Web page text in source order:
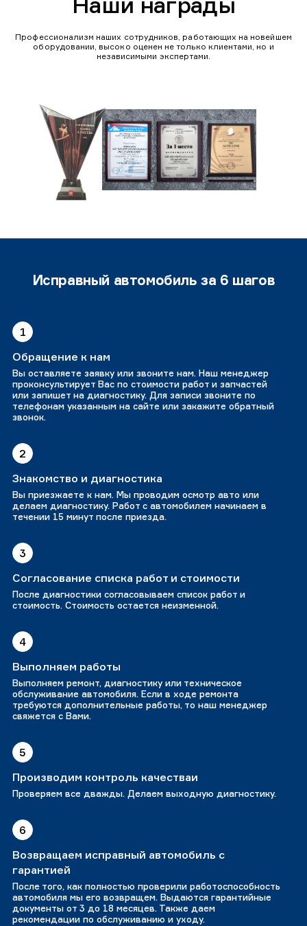
Профессионализм наших сотрудников, работающих на новейшем
оборудовании, высоко оценен не только клиентами, но и
независимыми экспертами.
Исправный автомобиль за 6 шагов
1
Обращение к нам
Вы оставляете заявку или звоните нам. Наш менеджер
проконсультирует Вас по стоимости работ и запчастей
или запишет на диагностику. Для записи звоните по
телефонам указанным на сайте или закажите обратный
звонок.
2
Знакомство и диагностика
Вы приезжаете к нам. Мы проводим осмотр авто или
делаем диагностику. Работ с автомобилем начинаем в
течении 15 минут после приезда.
3
Согласование списка работ и стоимости
После диагностики согласовываем список работ и
стоимость. Стоимость остается неизменной.
4
Выполняем работы
Выполняем ремонт, диагностику или техническое
обслуживание автомобиля. Если в ходе ремонта
требуются дополнительные работы, то наш менеджер
свяжется с Вами.
5
Производим контроль качестваи
Проверяем все дважды. Делаем выходную диагностику.
6
Возвращаем исправный автомобиль с
гарантией
После того, как полностью проверили работоспособность
автомобиля мы его возвращем. Выдаются гарантийные
документы от 3 до 18 месяцев. Также даем
рекомендации по обслуживанию и уходу.